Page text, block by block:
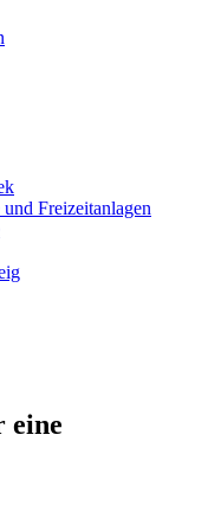
Freizeitanlagen
eine